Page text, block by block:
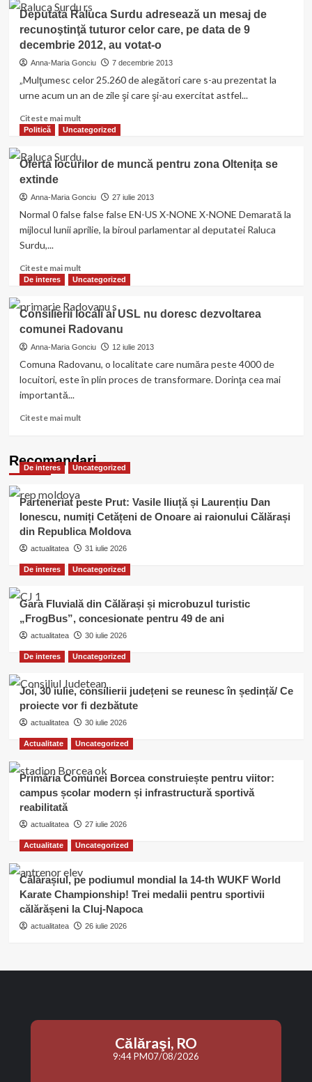
18
Cămine
Culturale,
din
Călărași,
pentru
reabilitare
modernizare
Deputata Raluca Surdu adresează un mesaj de
recunoştinţă tuturor celor care, pe data de 9
decembrie 2012, au votat-o
Anna-Maria Gonciu 7 decembrie 2013
„Mulţumesc celor 25.260 de alegători care s-au prezentat la
urne acum un an de zile şi care şi-au exercitat astfel...
Citeste mai multRead
more
Deputata
Raluca
adresează
un
de
celor
care,
pe
data
de
2012,
au
Politică Uncategorized
Oferta locurilor de muncă pentru zona Oltenița se
extinde
Anna-Maria Gonciu 27 iulie 2013
Normal 0 false false false EN-US X-NONE X-NONE Demarată la
mijlocul lunii aprilie, la biroul parlamentar al deputatei Raluca
Surdu,...
Citeste mai multRead
more
Oferta
locurilor
de
muncă
Oltenița
De interes Uncategorized
Consilierii locali ai USL nu doresc dezvoltarea
comunei Radovanu
Anna-Maria Gonciu 12 iulie 2013
Comuna Radovanu, o localitate care număra peste 4000 de
locuitori, este în plin proces de transformare. Dorinţa cea mai
importantă...
Citeste mai multRead
Consilierii
locali
nu
doresc
dezvoltarea
comunei
Radovanu
Recomandari
De interes Uncategorized
Parteneriat peste Prut: Vasile Iliuță și Laurențiu Dan
Ionescu, numiți Cetățeni de Onoare ai raionului Călărași
din Republica Moldova
actualitatea 31 iulie 2026
De interes Uncategorized
Gara Fluvială din Călărași și microbuzul turistic
„FrogBus”, concesionate pentru 49 de ani
actualitatea 30 iulie 2026
De interes Uncategorized
Joi, 30 iulie, consilierii județeni se reunesc în ședință/ Ce
proiecte vor fi dezbătute
actualitatea 30 iulie 2026
Actualitate Uncategorized
Primăria Comunei Borcea construiește pentru viitor:
campus școlar modern și infrastructură sportivă
reabilitată
actualitatea 27 iulie 2026
Actualitate Uncategorized
Călărașiul, pe podiumul mondial la 14-th WUKF World
Karate Championship! Trei medalii pentru sportivii
călărășeni la Cluj-Napoca
actualitatea 26 iulie 2026
Călăraşi, RO
9:44 PM07/08/2026